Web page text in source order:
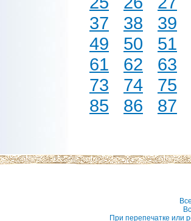
37
38
39
49
50
51
61
62
63
73
74
75
85
86 87
При перепечатке или